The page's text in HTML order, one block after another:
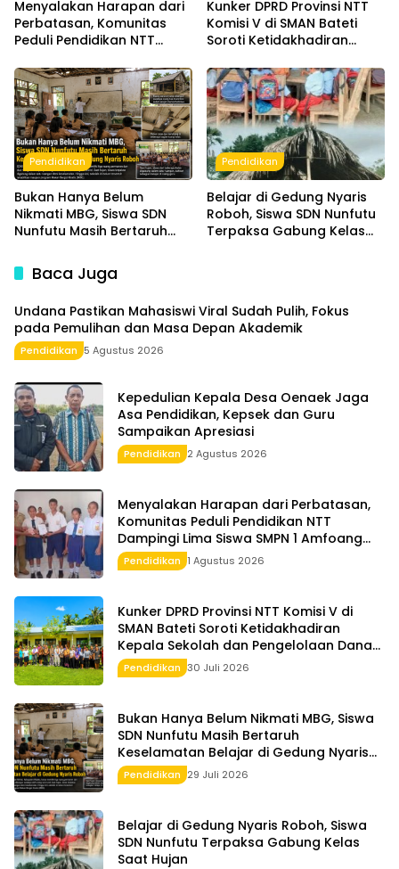
Menyalakan Harapan dari
Perbatasan, Komunitas
Peduli Pendidikan NTT
1 Amfoang Timur
Kunker DPRD Provinsi NTT
Komisi V di SMAN Bateti
Soroti Ketidakhadiran
Pengelolaan Dana BOS
Pendidikan
Bukan Hanya Belum
Nikmati MBG, Siswa SDN
Nunfutu Masih Bertaruh
Gedung Nyaris Roboh
Pendidikan
Belajar di Gedung Nyaris
Roboh, Siswa SDN Nunfutu
Terpaksa Gabung Kelas
Baca Juga
Undana Pastikan Mahasiswi Viral Sudah Pulih, Fokus
pada Pemulihan dan Masa Depan Akademik
Pendidikan 5 Agustus 2026
Kepedulian Kepala Desa Oenaek Jaga
Asa Pendidikan, Kepsek dan Guru
Sampaikan Apresiasi
Pendidikan 2 Agustus 2026
Menyalakan Harapan dari Perbatasan,
Komunitas Peduli Pendidikan NTT
Dampingi Lima Siswa SMPN 1 Amfoang
Timur
Pendidikan 1 Agustus 2026
Kunker DPRD Provinsi NTT Komisi V di
SMAN Bateti Soroti Ketidakhadiran
Kepala Sekolah dan Pengelolaan Dana
BOS
Pendidikan 30 Juli 2026
Bukan Hanya Belum Nikmati MBG, Siswa
SDN Nunfutu Masih Bertaruh
Keselamatan Belajar di Gedung Nyaris
Roboh
Pendidikan 29 Juli 2026
Belajar di Gedung Nyaris Roboh, Siswa
SDN Nunfutu Terpaksa Gabung Kelas
Saat Hujan